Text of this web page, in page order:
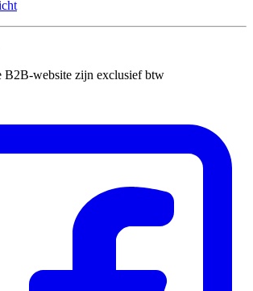
B2B-website zijn exclusief btw